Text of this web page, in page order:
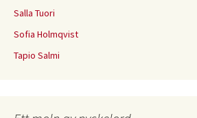
Salla Tuori
Sofia Holmqvist
Tapio Salmi